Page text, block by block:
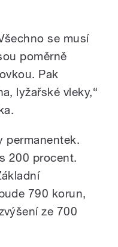
se musí
poměrně
Pak
lyžařské vleky,“
permanentek.
200 procent.
790 korun,
ze 700